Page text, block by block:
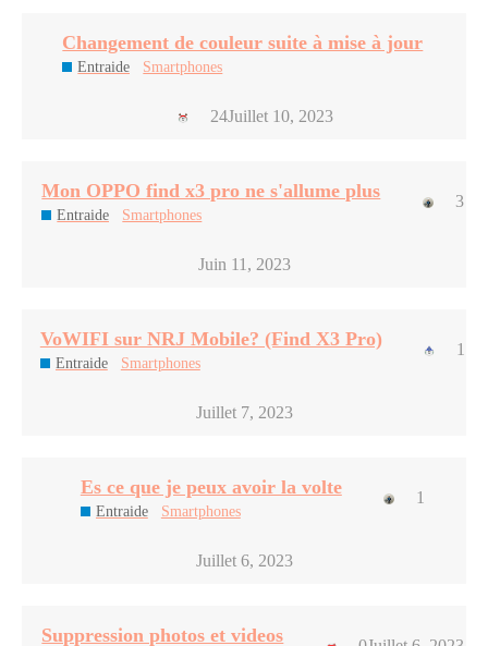
Changement de couleur suite à mise à jour
Entraide Smartphones
24Juillet 10, 2023
Mon OPPO find x3 pro ne s'allume plus
Entraide Smartphones
3
Juin 11, 2023
VoWIFI sur NRJ Mobile? (Find X3 Pro)
Entraide Smartphones
1
Juillet 7, 2023
Es ce que je peux avoir la volte
Entraide Smartphones
1
Juillet 6, 2023
Suppression photos et videos